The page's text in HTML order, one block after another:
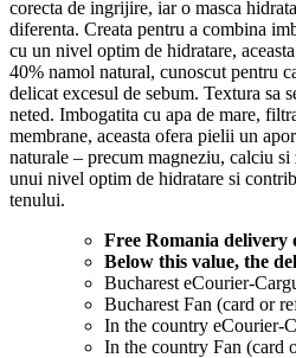
corecta de ingrijire, iar o masca
diferenta. Creata pentru a combina
cu un nivel optim de hidratare,
40% namol natural, cunoscut pentru
delicat excesul de sebum. Textura sa
neted. Imbogatita cu apa de mare,
membrane, aceasta ofera pielii un
naturale – precum magneziu, calciu
unui nivel optim de hidratare si
tenului.
Free Romania delivery
Below this value, the
Bucharest eCourier-
Bucharest Fan (card or
In the country eCourier-
In the country Fan (card